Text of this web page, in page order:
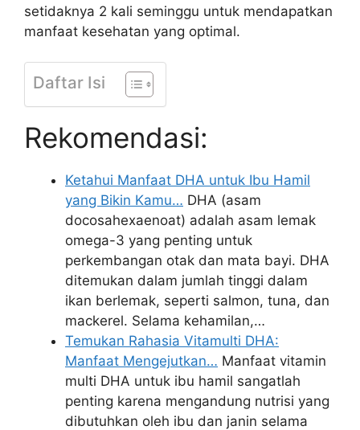
setidaknya 2 kali seminggu untuk mendapatkan
manfaat kesehatan yang optimal.
Daftar Isi
Rekomendasi:
Ketahui Manfaat DHA untuk Ibu Hamil
yang Bikin Kamu… DHA (asam
docosahexaenoat) adalah asam lemak
omega-3 yang penting untuk
perkembangan otak dan mata bayi. DHA
ditemukan dalam jumlah tinggi dalam
ikan berlemak, seperti salmon, tuna, dan
mackerel. Selama kehamilan,…
Temukan Rahasia Vitamulti DHA:
Manfaat Mengejutkan… Manfaat vitamin
multi DHA untuk ibu hamil sangatlah
penting karena mengandung nutrisi yang
dibutuhkan oleh ibu dan janin selama